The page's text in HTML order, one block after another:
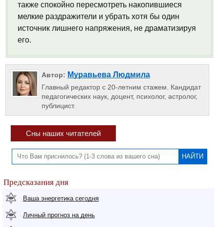
также спокойно пересмотреть накопившиеся
мелкие раздражители и убрать хотя бы один
источник лишнего напряжения, не драматизируя
его.
Автор: Муравьева Людмила
Главный редактор с 20-летним стажем. Кандидат
педагогических наук, доцент, психолог, астролог,
публицист.
Сны наших читателей
Предсказания дня
Ваша энергетика сегодня
Личный прогноз на день